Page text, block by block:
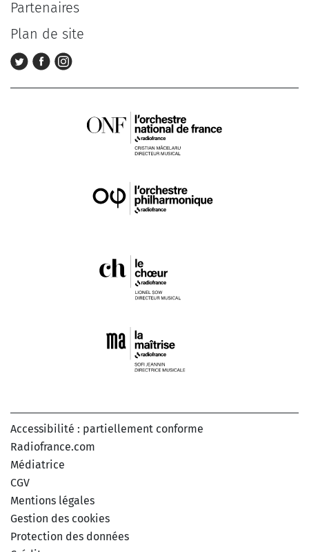
Partenaires
Plan de site
Accessibilité : partiellement conforme
Radiofrance.com
Médiatrice
CGV
Mentions légales
Gestion des cookies
Protection des données